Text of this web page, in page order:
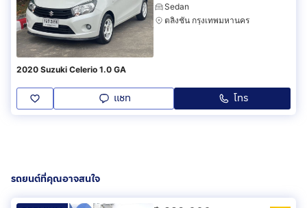
Sedan
ตลิ่งชัน กรุงเทพมหานคร
2020 Suzuki Celerio 1.0 GA
แชท โทร
รถยนต์ที่คุณอาจสนใจ